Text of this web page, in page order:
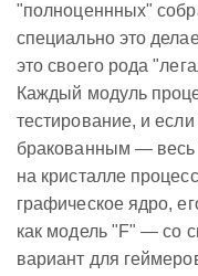
"полноценнных"
специально это
это своего рода
Каждый модуль
тестирование, и
бракованным — весь
на кристалле
графическое ядро,
как модель "F" — со
вариант для